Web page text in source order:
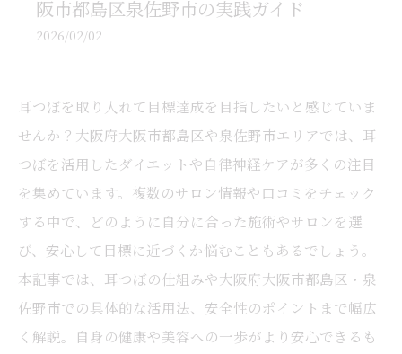
阪市都島区泉佐野市の実践ガイド
2026/02/02
耳つぼを取り入れて目標達成を目指したいと感じていま
せんか？大阪府大阪市都島区や泉佐野市エリアでは、耳
つぼを活用したダイエットや自律神経ケアが多くの注目
を集めています。複数のサロン情報や口コミをチェック
する中で、どのように自分に合った施術やサロンを選
び、安心して目標に近づくか悩むこともあるでしょう。
本記事では、耳つぼの仕組みや大阪府大阪市都島区・泉
佐野市での具体的な活用法、安全性のポイントまで幅広
く解説。自身の健康や美容への一歩がより安心できるも